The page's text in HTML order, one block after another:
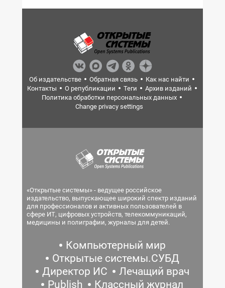
Об издательстве Обратная связь
Как нас найти
Контакты
О републикации Теги
Архив изданий
Политика обработки персональных данных
Change privacy settings
«Открытые системы» - ведущее российское
издательство, выпускающее широкий спектр изданий
для профессионалов и активных пользователей в
сфере ИТ, цифровых устройств, телекоммуникаций,
медицины и полиграфии, журналы для детей.
Компьютерный мир
Открытые системы.СУБД
Директор ИС
Лечащий врач
Publish
Классный журнал